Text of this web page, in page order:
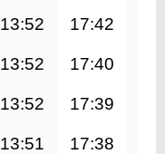
13:52 17:42
13:52 17:40
13:52 17:39
13:51 17:38